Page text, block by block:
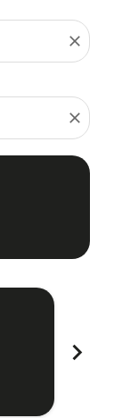
close
close
chevron_right